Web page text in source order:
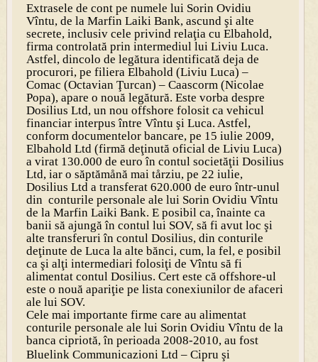
Extrasele de cont pe numele lui Sorin Ovidiu
Vîntu, de la Marfin Laiki Bank, ascund şi alte
secrete, inclusiv cele privind relaţia cu Elbahold,
firma controlată prin intermediul lui Liviu Luca.
Astfel, dincolo de legătura identificată deja de
procurori, pe filiera Elbahold (Liviu Luca) –
Comac (Octavian Ţurcan) – Caascorm (Nicolae
Popa), apare o nouă legătură. Este vorba despre
Dosilius Ltd, un nou offshore folosit ca vehicul
financiar interpus între Vîntu şi Luca. Astfel,
conform documentelor bancare, pe 15 iulie 2009,
Elbahold Ltd (firmă deţinută oficial de Liviu Luca)
a virat 130.000 de euro în contul societăţii Dosilius
Ltd, iar o săptămånă mai tårziu, pe 22 iulie,
Dosilius Ltd a transferat 620.000 de euro într-unul
din conturile personale ale lui Sorin Ovidiu Vîntu
de la Marfin Laiki Bank. E posibil ca, înainte ca
banii să ajungă în contul lui SOV, să fi avut loc şi
alte transferuri în contul Dosilius, din conturile
deţinute de Luca la alte bănci, cum, la fel, e posibil
ca şi alţi intermediari folosiţi de Vîntu să fi
alimentat contul Dosilius. Cert este că offshore-ul
este o nouă apariţie pe lista conexiunilor de afaceri
ale lui SOV.
Cele mai importante firme care au alimentat
conturile personale ale lui Sorin Ovidiu Vîntu de la
banca cipriotă, în perioada 2008-2010, au fost
Bluelink Communicazioni Ltd – Cipru şi